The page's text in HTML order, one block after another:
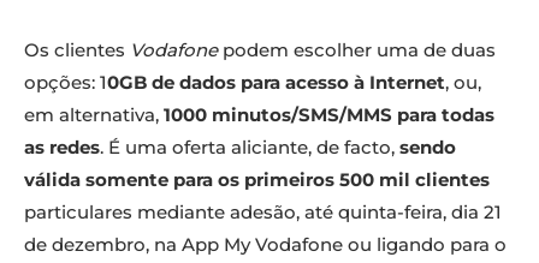
Os clientes Vodafonepodem escolher uma de duas
opções: 10GB de dados para acesso à Internet, ou,
em alternativa, 1000 minutos/SMS/MMS para todas
as redes. É uma oferta aliciante, de facto, sendo
válida somente para os primeiros 500 mil clientes
particulares mediante adesão, até quinta-feira, dia 21
de dezembro, na App My Vodafone ou ligando para o